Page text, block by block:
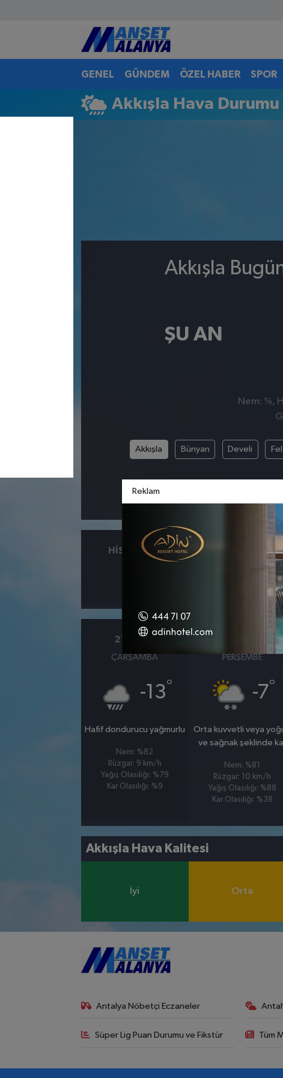
GENEL GÜNDEM ÖZEL HABER SPOR
Akkışla Hava Durumu
Akkışla
ŞU AN
Nem: %,
Akkışla Bünyan Develi
HISSEDILEN
21 OCAK
ÇARŞAMBA
-13°
Hafif dondurucu yağmurlu
Nem: %82
Rüzgar: 9 km/h
Yağış Olasılığı: %79
Kar Olasılığı: %9
PERŞEMBE
-7°
Orta kuvvetli veya
ve sağnak şeklinde
Nem: %81
Rüzgar: 10 km/h
Yağış Olasılığı: %88
Kar Olasılığı: %38
Akkışla Hava Kalitesi
İyi Orta
Antalya Nöbetçi Eczaneler
Süper Lig Puan Durumu ve Fikstür Tüm
Antalya Nöbetçi Eczaneler
Antalya Hava Durumu
Antalya Namaz Vakitleri
Reklam